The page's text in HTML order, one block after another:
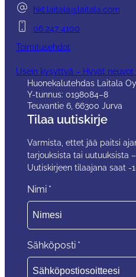
hkt.laitala@laitala.com
06 247 4100
Toimitusehdot
Usein kysyttyä – Hyvät
Huonekalutehdas Laitala Oy
Y-tunnus: 0198084–8
Teuvantie 6, 66300 Jurva
Tilaa uutiskirje
Varmista, ettet jää paitsi
tarjouksista tai uutuuksista
Uutiskirjeen tilaajana saat -
Nimi *
Sähköposti *